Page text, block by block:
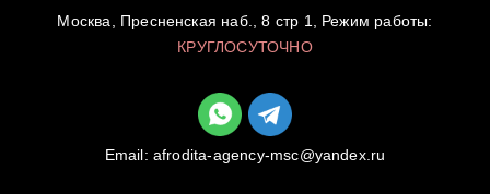
Москва, Пресненская наб., 8 стр 1, Режим работы:
КРУГЛОСУТОЧНО
Email: afrodita-agency-msc@yandex.ru